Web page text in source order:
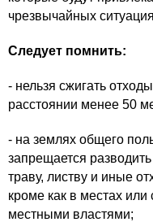
чрезвычайных
Следует помнить:
- нельзя сжигать
расстоянии менее 50
- на землях общего
запрещается
траву, листву и иные
кроме как в местах
местными властями;